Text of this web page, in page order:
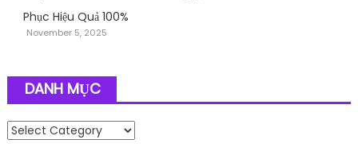
Phục Hiệu Quả 100%
November 5, 2025
DANH MỤC
Danh mục